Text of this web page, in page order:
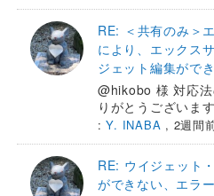
RE: ＜共有のみ＞
により、エックス
ジェット編集がで
@hikobo 様 対応
りがとうございま
:Y. INABA , 2週間
RE: ウイジェット
ができない、エラ